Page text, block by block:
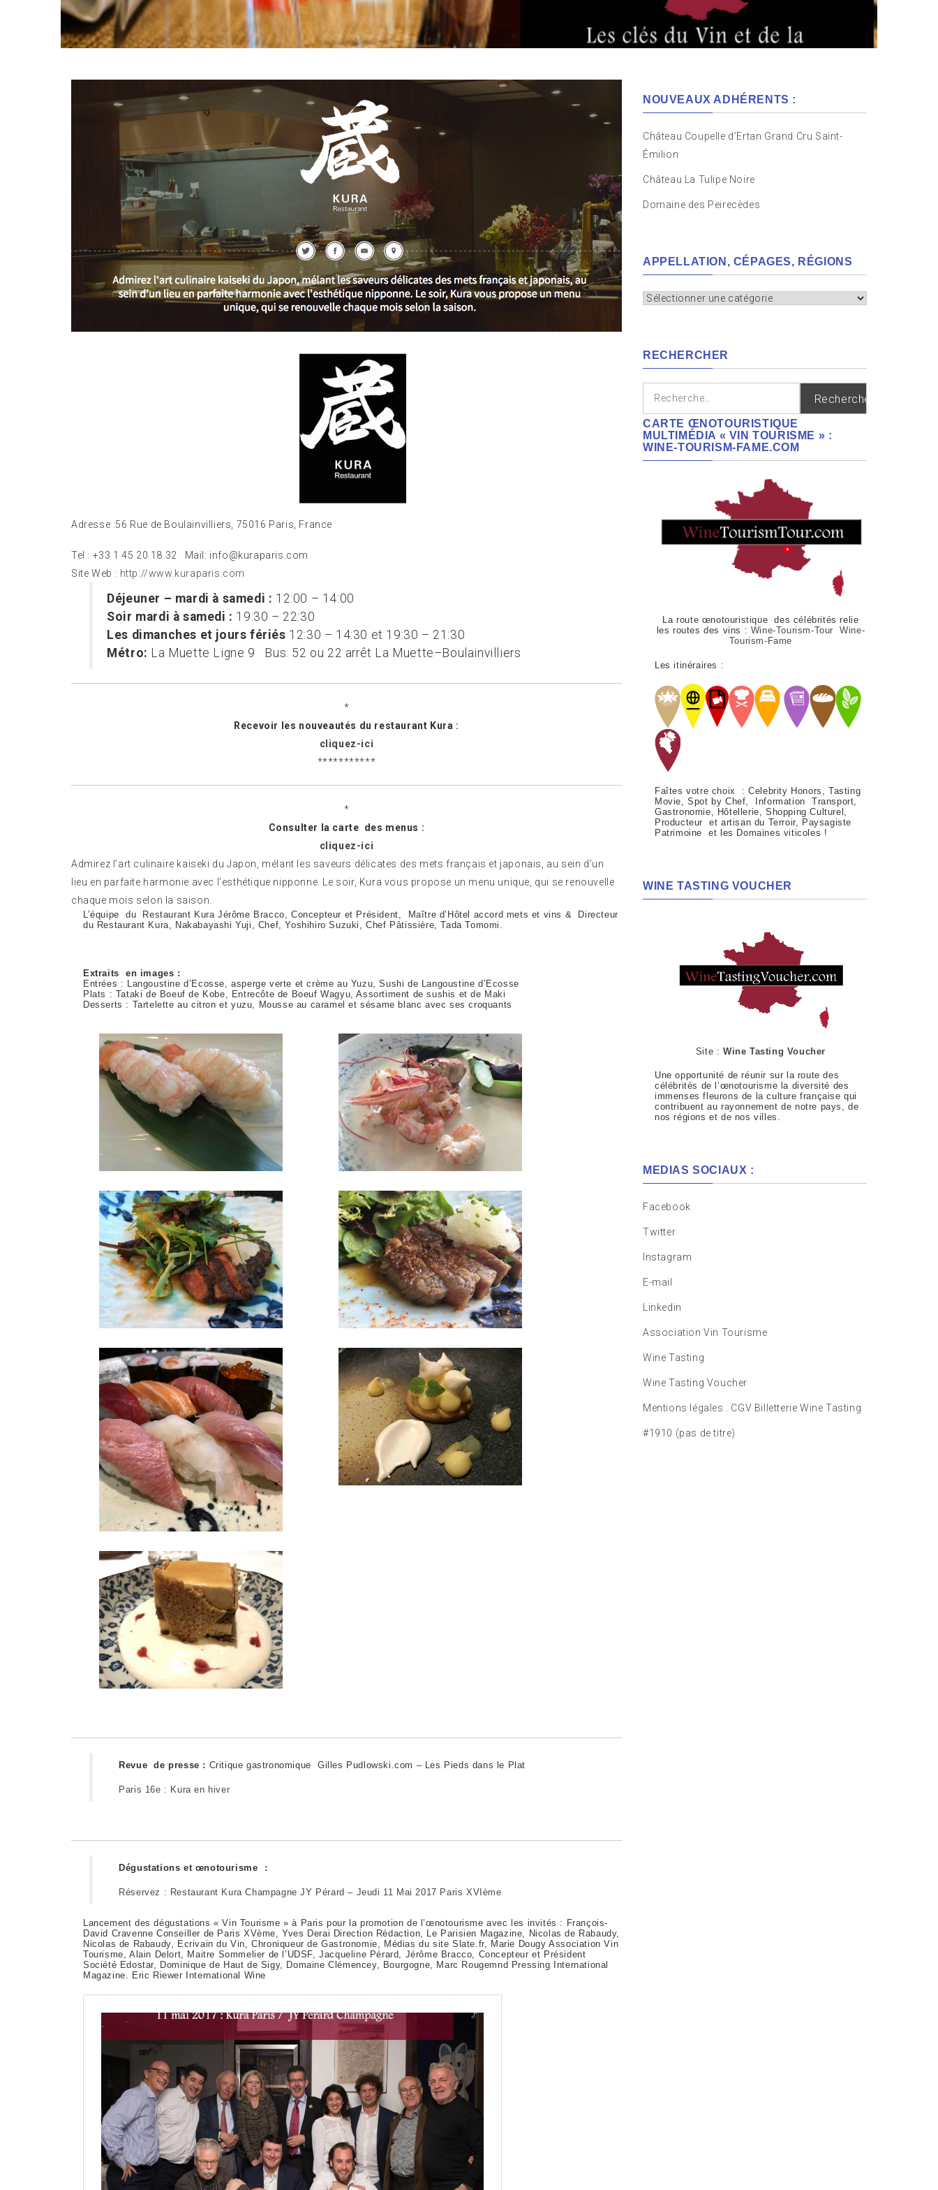
Adresse :56 Rue de Boulainvilliers 75016 Paris, France
Tel : +33 1 45 20 18 32 Mail: info@kuraparis.com
Site Web : http://www.kuraparis.com
Déjeuner – mardi à samedi : 12:00 – 14:00
Soir mardi à samedi : 19:30 – 22:30
Les dimanches et jours fériés 12:30 – 14:30 et 19:30 – 21:30
Métro: La Muette Ligne 9 Bus: 52 ou 22 arrêt La Muette–Boulainvilliers
*
Recevoir les nouveautés du restaurant Kura :
cliquez-ici
***********
*
Consulter la carte des menus :
cliquez-ici
Admirez l’art culinaire kaiseki du Japon, mélant les saveurs délicates des mets français et japonais, au sein d’un
lieu en parfaite harmonie avec l’esthétique nipponne. Le soir, Kura vous propose un menu unique, qui se renouvelle
chaque mois selon la saison.
L’équipe du Restaurant Kura Jérôme Bracco, Concepteur et Président, Maître d’Hôtel accord mets et vins & Directeur
du Restaurant Kura, Nakabayashi Yuji, Chef, Yoshihiro Suzuki, Chef Pâtissière, Tada Tomomi.
Extraits en images :
Entrées : Langoustine d’Ecosse, asperge verte et crème au Yuzu, Sushi de Langoustine d’Ecosse
Plats : Tataki de Boeuf de Kobe, Entrecôte de Boeuf Wagyu, Assortiment de sushis et de Maki
Desserts : Tartelette au citron et yuzu, Mousse au caramel et sésame blanc avec ses croquants
Revue de presse : Critique gastronomique Gilles Pudlowski.com – Les Pieds dans le Plat
Paris 16e : Kura en hiver
Dégustations et œnotourisme :
Réservez : Restaurant Kura Champagne JY Pérard – Jeudi 11 Mai 2017 Paris XVIème
Lancement des dégustations « Vin Tourisme » à Paris pour la promotion de l’œnotourisme avec les invités : François-
David Cravenne Conseiller de Paris XVème, Yves Derai Direction Rédaction, Le Parisien Magazine, Nicolas de Rabaudy,
Nicolas de Rabaudy, Ecrivain du Vin, Chroniqueur de Gastronomie, Médias du site Slate.fr, Marie Dougy Association Vin
Tourisme, Alain Delort, Maitre Sommelier de l’UDSF, Jacqueline Pérard, Jérôme Bracco, Concepteur et Président
Société Edostar, Dominique de Haut de Sigy, Domaine Clémencey, Bourgogne, Marc Rougemnd Pressing International
Magazine. Eric Riewer International Wine
NOUVEAUX ADHÉRENTS :
Château Coupelle d’Ertan Grand Cru Saint-
Émilion
Château La Tulipe Noire
Domaine des Peirecèdes
APPELLATION, CÉPAGES, RÉGIONS
Appellation,
RECHERCHER
Rechercher :
CARTE ŒNOTOURISTIQUE
MULTIMÉDIA « VIN TOURISME » :
WINE-TOURISM-FAME.COM
La route œnotouristique des célébrités relie
les routes des vins : Wine-Tourism-Tour Wine-
Tourism-Fame
Les itinéraires :
Faîtes votre choix : Celebrity Honors, Tasting
Movie, Spot by Chef, Information Transport,
Gastronomie, Hôtellerie, Shopping Culturel,
Producteur et artisan du Terroir, Paysagiste
Patrimoine et les Domaines viticoles !
WINE TASTING VOUCHER
Site :Wine Tasting Voucher
Une opportunité de réunir sur la route des
célébrités de l’œnotourisme la diversité des
immenses fleurons de la culture française qui
contribuent au rayonnement de notre pays, de
nos régions et de nos villes.
MEDIAS SOCIAUX :
Facebook
Twitter
Instagram
E-mail
Linkedin
Association Vin Tourisme
Wine Tasting
Wine Tasting Voucher
Mentions légales . CGV Billetterie Wine Tasting
#1910 (pas de titre)